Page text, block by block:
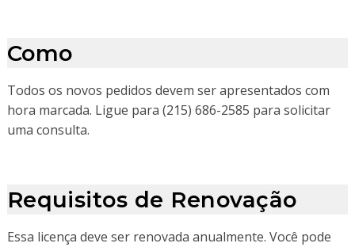
Como
Todos os novos pedidos devem ser apresentados com
hora marcada. Ligue para (215) 686-2585 para solicitar
uma consulta.
Requisitos de Renovação
Essa licença deve ser renovada anualmente. Você pode